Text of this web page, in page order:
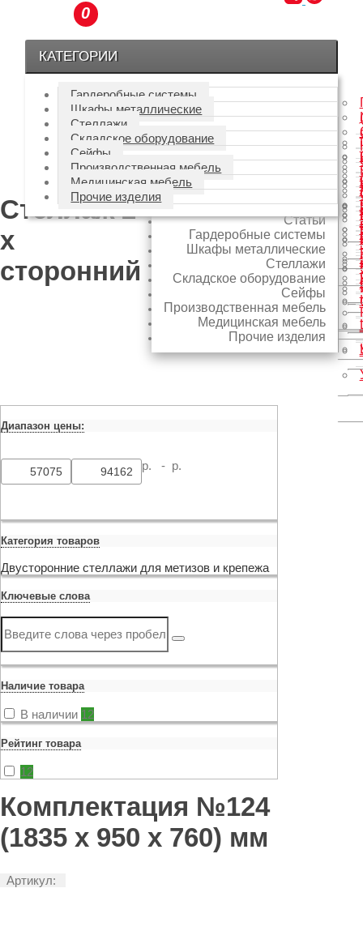
0
КАТЕГОРИИ
Гардеробные системы
Шкафы металлические
Стеллажи
Складское оборудование
Сейфы
Производственная мебель
Медицинская мебель
Прочие изделия
Закладки (0)
Все категории
Статьи
Гардеробные системы
Шкафы металлические
Стеллажи
Складское оборудование
Сейфы
Производственная мебель
Медицинская мебель
Прочие изделия
Вход в интернет-
магазин
Диапазон цены:
р. - р.
Категория товаров
Двусторонние стеллажи для метизов и крепежа
Ключевые слова
Наличие товара
В наличии 12
Рейтинг товара
12
Стеллаж 2-
х
сторонний
Комплектация №124
(1835 х 950 х 760) мм
Артикул: